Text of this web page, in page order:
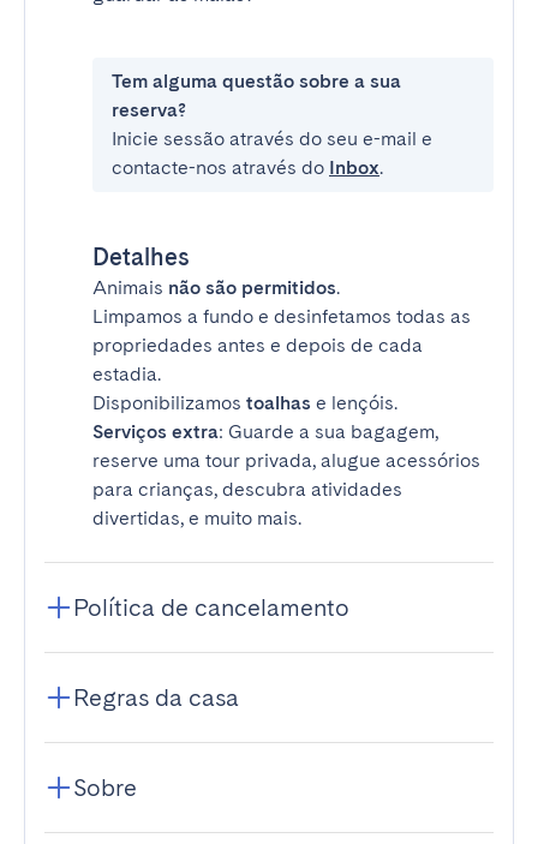
Tem alguma questão sobre a sua
reserva?
Inicie sessão através do seu e-mail e
contacte-nos através do Inbox.
Detalhes
Animais não são permitidos.
Limpamos a fundo e desinfetamos todas as
propriedades antes e depois de cada
estadia.
Disponibilizamos toalhas e lençóis.
Serviços extra: Guarde a sua bagagem,
reserve uma tour privada, alugue acessórios
para crianças, descubra atividades
divertidas, e muito mais.
Política de cancelamento
Regras da casa
Sobre